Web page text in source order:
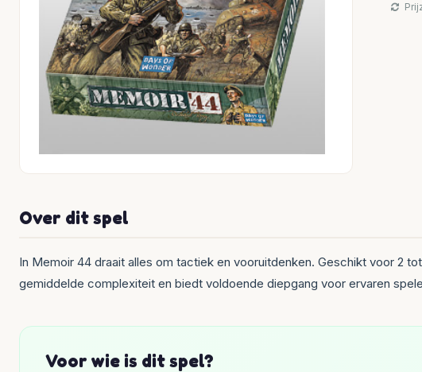
Over dit spel
In Memoir 44 draait alles om tactiek en vooruitdenken. Geschikt voor 2
gemiddelde complexiteit en biedt voldoende diepgang voor ervaren
Voor wie is dit spel?